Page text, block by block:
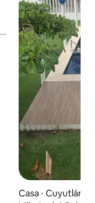
Casa ⋅ Cuyutlán